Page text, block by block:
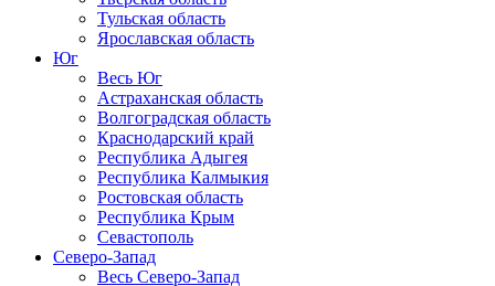
Тульская область
Ярославская область
Юг
Весь Юг
Астраханская область
Волгоградская область
Краснодарский край
Республика Адыгея
Республика Калмыкия
Ростовская область
Республика Крым
Севастополь
Северо-Запад
Весь Северо-Запад